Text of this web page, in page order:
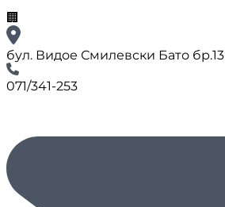
🏢
бул. Видое Смилевски Бато бр.13
071/341-253